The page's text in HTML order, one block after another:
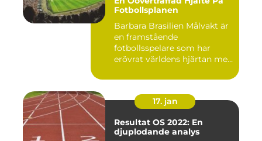
Fotbollsplanen
Barbara Brasilien Målvakt är
en framstående
fotbollsspelare som har
erövrat världens hjärtan med
17. jan
Resultat OS 2022: En
djuplodande analys